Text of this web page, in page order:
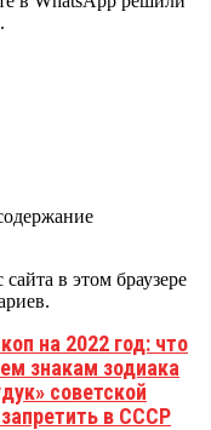
в этом браузере
на 2022 год: что
знакам зодиака
советской
в СССР